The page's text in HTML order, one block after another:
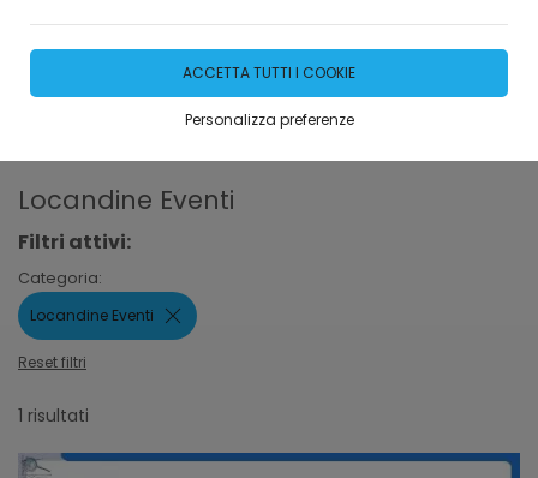
ACCETTA TUTTI I COOKIE
Personalizza preferenze
FILTRA
Locandine Eventi
Filtri attivi:
Categoria:
Locandine Eventi
Reset filtri
1 risultati